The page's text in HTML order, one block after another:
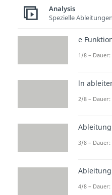
du
und
-100, -
Du
Fällen
Der
du
Analysis
Spezielle Ableitungen
e
1/8 – Dauer:
ln
2/8 – Dauer:
3/8 – Dauer:
4/8 – Dauer: